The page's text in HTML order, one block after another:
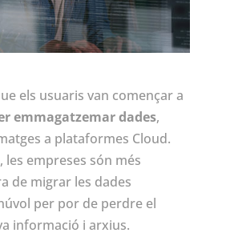
els usuaris van començar a
emmagatzemar dades,
a plataformes Cloud.
empreses són més
de migrar les dades
per por de perdre el
informació i arxius.